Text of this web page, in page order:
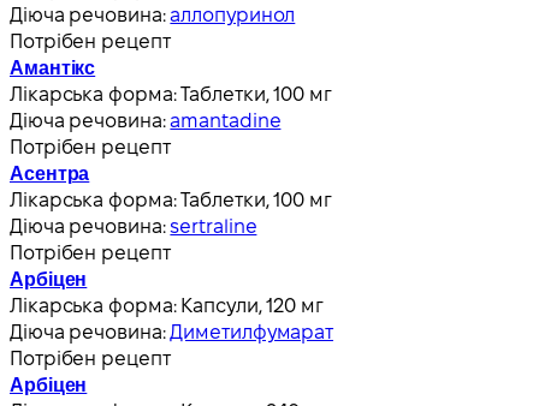
Діюча речовина:аллопуринол
Потрібен рецепт
Амантікс
Лікарська форма:Таблетки, 100 мг
Діюча речовина:amantadine
Потрібен рецепт
Асентра
Лікарська форма:Таблетки, 100 мг
Діюча речовина:sertraline
Потрібен рецепт
Арбіцен
Лікарська форма: Капсули, 120 мг
Діюча речовина:Диметилфумарат
Потрібен рецепт
Арбіцен